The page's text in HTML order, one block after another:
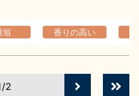
垣 香りの高い
2